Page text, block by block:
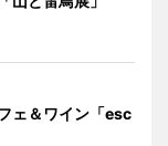
ェ＆ワイン「esc